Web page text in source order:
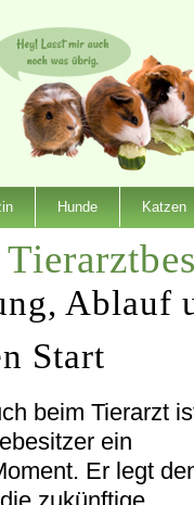
Hunde Katzen
Ablauf
Start
beim Tierarzt
ein
Er legt
zukünftige